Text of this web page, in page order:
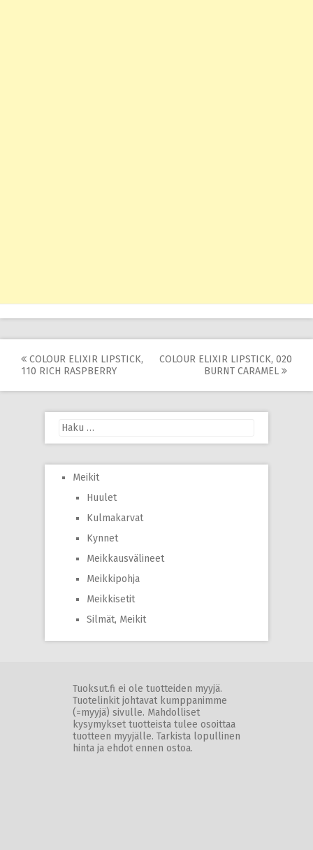
Post
COLOUR ELIXIR LIPSTICK,
110 RICH RASPBERRY
COLOUR ELIXIR LIPSTICK, 020
BURNT CARAMEL
Haku:
Meikit
Huulet
Kulmakarvat
Kynnet
Meikkausvälineet
Meikkipohja
Meikkisetit
Silmät, Meikit
Tuoksut.fi ei ole tuotteiden myyjä.
Tuotelinkit johtavat kumppanimme
(=myyjä) sivulle. Mahdolliset
kysymykset tuotteista tulee osoittaa
tuotteen myyjälle. Tarkista lopullinen
hinta ja ehdot ennen ostoa.